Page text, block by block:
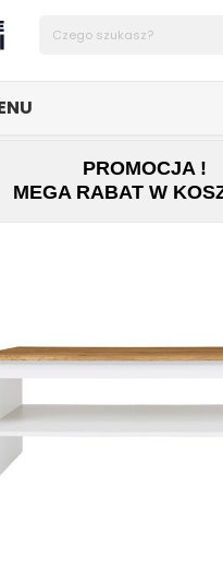
meble
PROMOCJA !
MEGA RABAT W